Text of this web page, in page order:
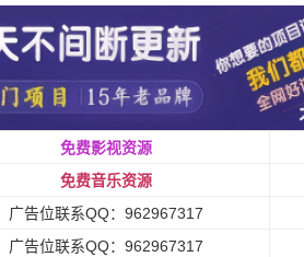
免费影视资源
免费音乐资源
广告位联系QQ：962967317
广告位联系QQ：962967317